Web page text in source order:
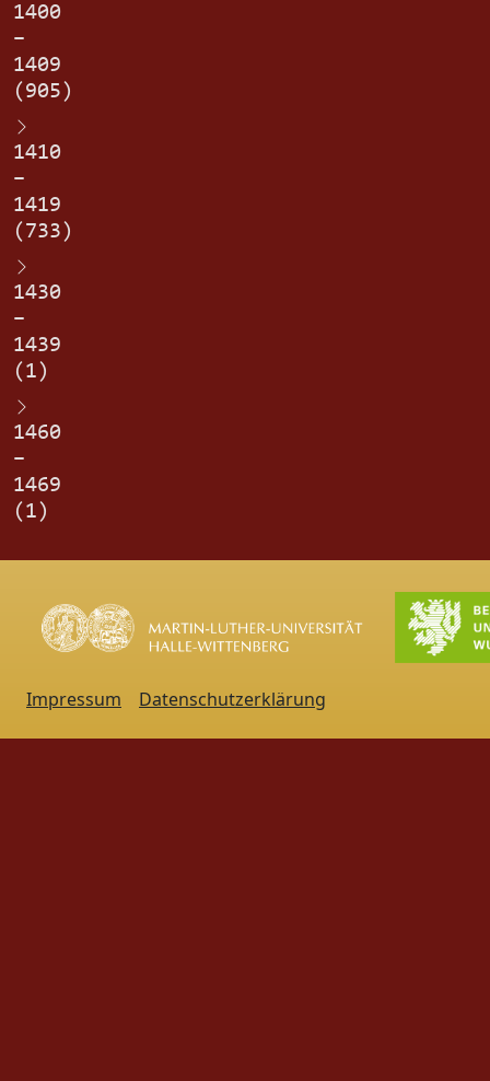
1400
–
1409
(905)
1410
–
1419
(733)
1430
–
1439
(1)
1460
–
1469
(1)
Impressum Datenschutzerklärung